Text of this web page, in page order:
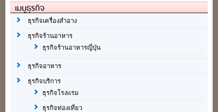
เมนูธุรกิจ
ธุรกิจเครื่องสำอาง
ธุรกิจร้านอาหาร
ธุรกิจร้านอาหารญี่ปุ่น
ธุรกิจอาหาร
ธุรกิจบริการ
ธุรกิจโรงแรม
ธุรกิจท่องเที่ยว